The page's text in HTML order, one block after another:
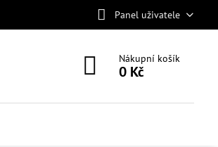
Panel uživatele
Nákupní košík
0 Kč